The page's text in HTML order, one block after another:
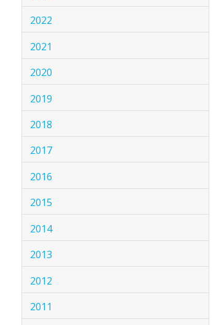
2022
2021
2020
2019
2018
2017
2016
2015
2014
2013
2012
2011